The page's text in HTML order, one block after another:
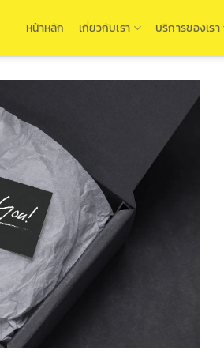
หน้าหลัก เกี่ยวกับเรา บริการของเรา